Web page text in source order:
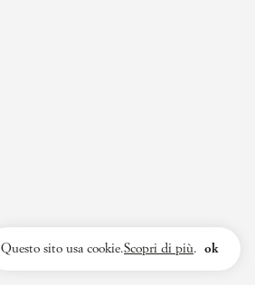
Questo sito usa cookie.Scopri di più. ok